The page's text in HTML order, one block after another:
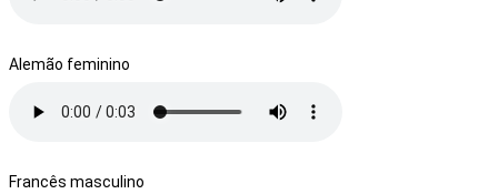
Alemão feminino
Francês masculino